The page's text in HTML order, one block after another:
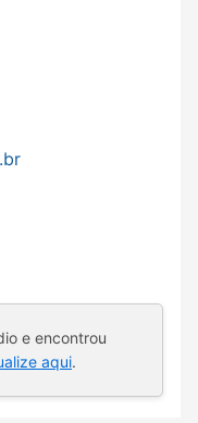
e encontrou
aqui.